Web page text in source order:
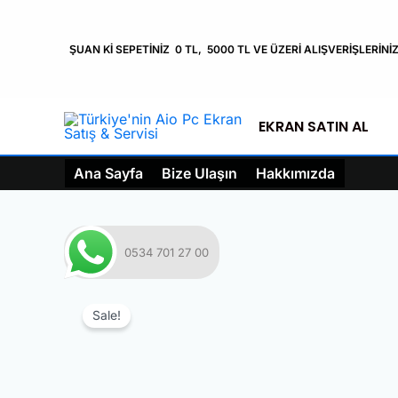
ŞUAN Kİ SEPETİNİZ 0 TL, 5000 TL VE ÜZERİ
EKRAN SATIN AL
Ana Sayfa Bize Ulaşın Hakkımızda
0534 701 27 00
Sale!